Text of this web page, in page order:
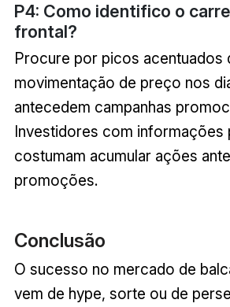
P4: Como identifico o
frontal?
Procure por picos acentuados
movimentação de preço nos
antecedem campanhas
Investidores com informações
costumam acumular ações
promoções.
Conclusão
O sucesso no mercado de
vem de hype, sorte ou de